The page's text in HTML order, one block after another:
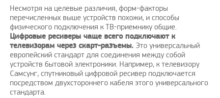
Несмотря на целевые различия, форм-факторы
перечисленных выше устройств похожи, и способы
физического подключения к ТВ-приемнику общие.
Цифровые ресиверы чаще всего подключают к
телевизорам через скарт-разъемы. Это универсальный
европейский стандарт для соединения между собой
устройств бытовой электроники. Например, к телевизору
Самсунг, спутниковый цифровой ресивер подключается
посредством двухстороннего кабеля этого универсального
стандарта.